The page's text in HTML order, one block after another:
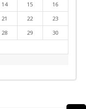
14 15 16
21 22 23
28 29 30